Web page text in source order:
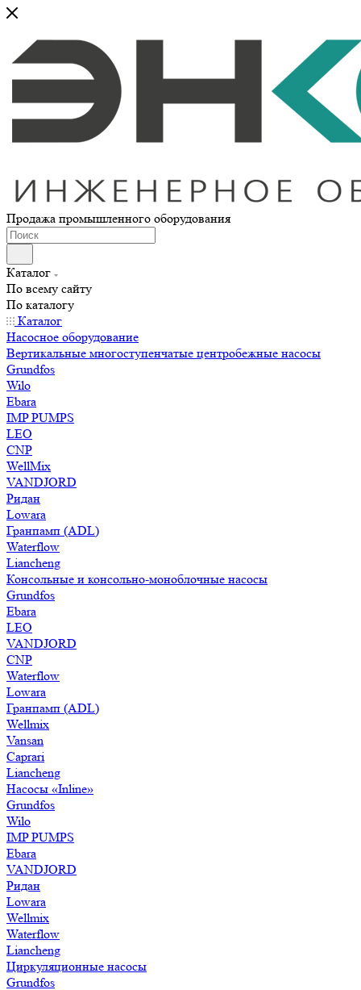
Продажа промышленного оборудования
Каталог
По всему сайту
По каталогу
Каталог
Насосное оборудование
Вертикальные многоступенчатые центробежные насосы
Grundfos
Wilo
Ebara
IMP PUMPS
LEO
CNP
WellMix
VANDJORD
Ридан
Lowara
Гранпамп (ADL)
Waterflow
Liancheng
Консольные и консольно-моноблочные насосы
Grundfos
Ebara
LEO
VANDJORD
CNP
Waterflow
Lowara
Гранпамп (ADL)
Wellmix
Vansan
Caprari
Liancheng
Насосы «Inline»
Grundfos
Wilo
IMP PUMPS
Ebara
VANDJORD
Ридан
Lowara
Wellmix
Waterflow
Liancheng
Циркуляционные насосы
Grundfos